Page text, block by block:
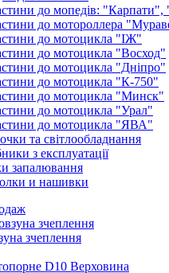
до мопедів:
до мотороллера
до мотоцикла "ІЖ"
до мотоцикла "Восход"
до мотоцикла "Дніпро"
до мотоцикла "К-750"
до мотоцикла "Минск"
до мотоцикла "Урал"
до мотоцикла "ЯВА"
та світлообладнання
з експлуатації
запалювання
и нашивки
зчеплення